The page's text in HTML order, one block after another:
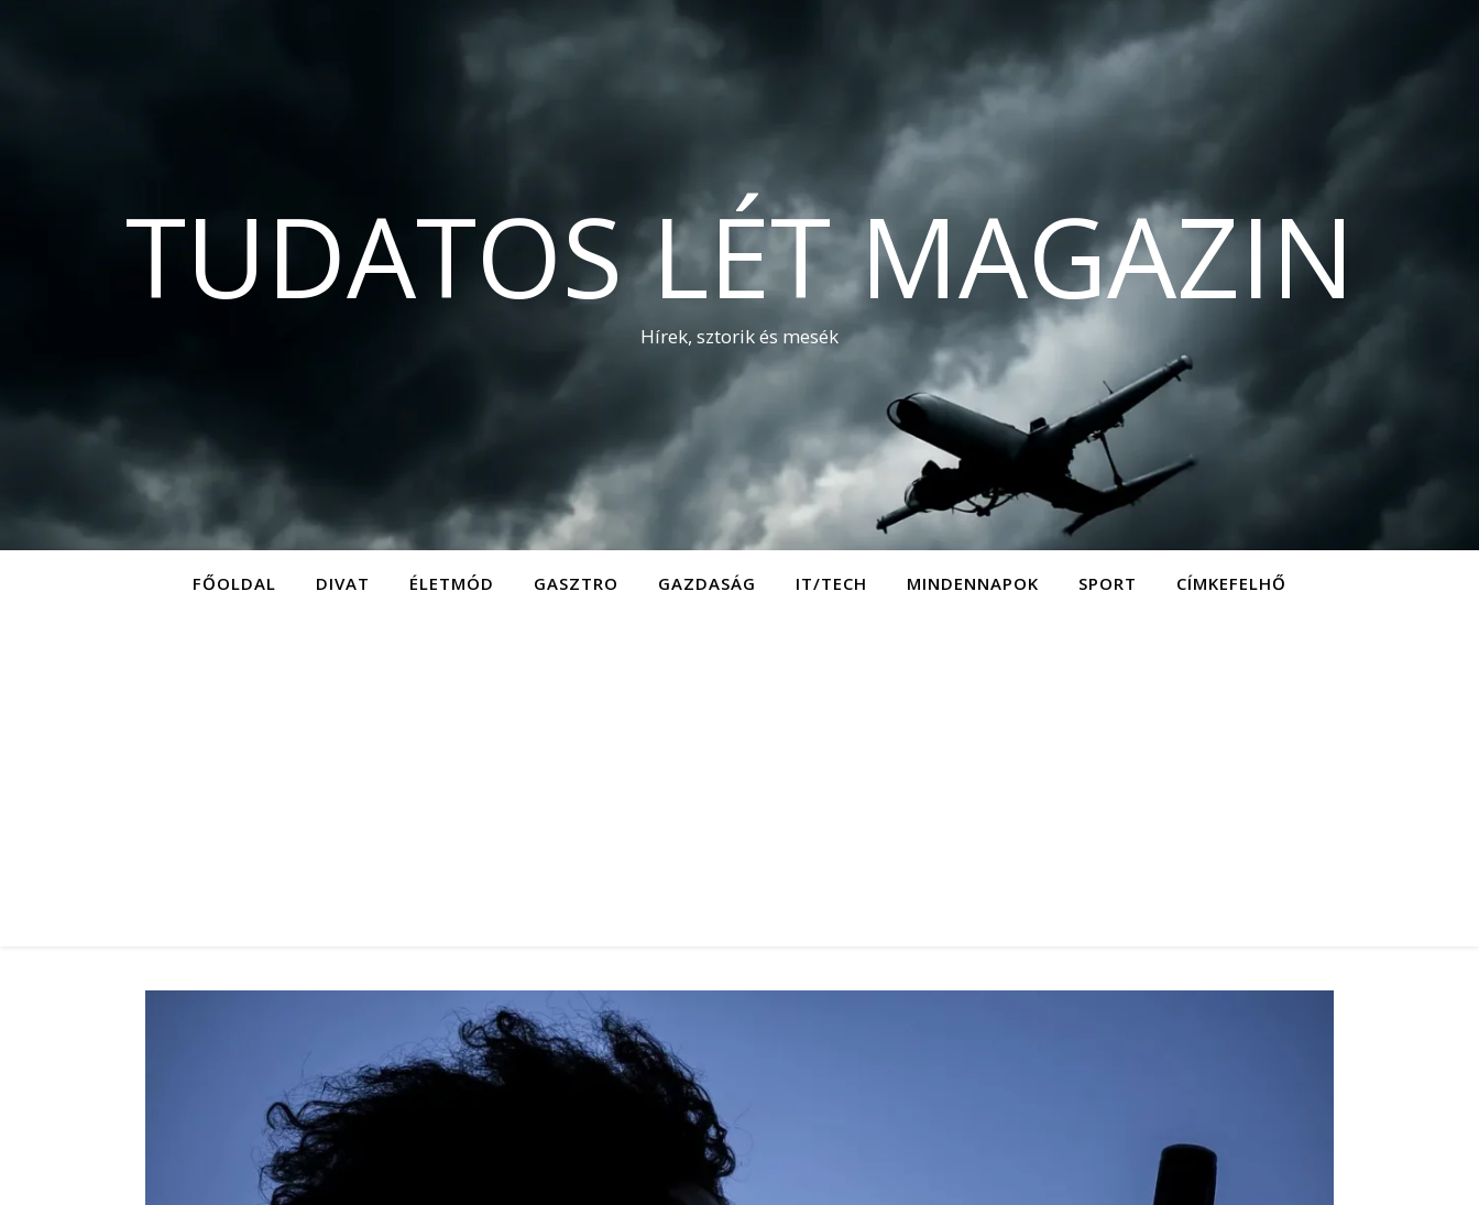
TUDATOS LÉT MAGAZIN
Hírek, sztorik és mesék
FŐOLDAL DIVAT ÉLETMÓD GASZTRO GAZDASÁG IT/TECH MINDENNAPOK SPORT CÍMKEFELHŐ